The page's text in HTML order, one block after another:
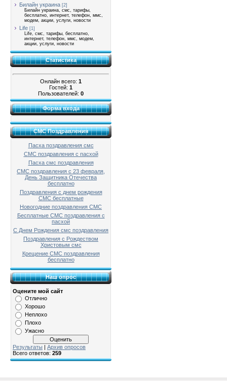
Билайн украина [2]
Билайн украина, смс, тарифы,
бесплатно, интернет, телефон, ммс,
модем, акции, услуги, новости
Life [1]
Life, смс, тарифы, бесплатно,
интернет, телефон, ммс, модем,
акции, услуги, новости
Статистика
Онлайн всего: 1
Гостей: 1
Пользователей: 0
Форма входа
СМС Поздравления
Пасха поздравления смс
СМС поздравления с пасхой
Пасха смс поздравления
СМС поздравления с 23 февраля,
День Защитника Отечества
бесплатно
Поздравления с днем рождения
СМС бесплатные
Новогодние поздравления СМС
Бесплатные СМС поздравления с
пасхой
С Днем Рождения смс поздравления
Поздравления с Рождеством
Христовым смс
Крещение СМС поздравления
бесплатно
Наш опрос
Оцените мой сайт
Отлично
Хорошо
Неплохо
Плохо
Ужасно
Результаты | Архив опросов
Всего ответов: 259